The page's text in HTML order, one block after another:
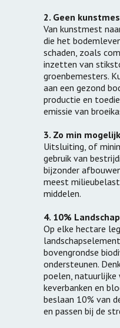
2. Geen
Van kunstmest
die het
schaden, zoals
inzetten van
groenbemesters.
aan een gezond
productie en
emissie van
3. Zo min
Uitsluiting, of
gebruik van
bijzonder
meest
middelen.
4. 10%
Op elke hectare
bovengrondse
ondersteunen.
poelen,
keverbanken en
beslaan 10% van
en passen bij de